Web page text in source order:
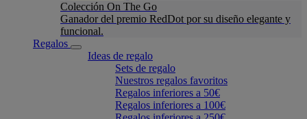
Colección On The Go
Ganador del premio RedDot por su diseño elegante y
funcional.
Regalos
Ideas de regalo
Sets de regalo
Nuestros regalos favoritos
Regalos inferiores a 50€
Regalos inferiores a 100€